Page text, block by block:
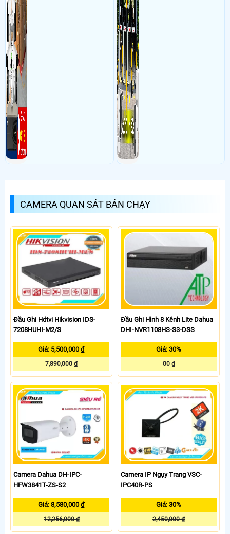
CAMERA QUAN SÁT BÁN CHẠY
Đầu Ghi Hdtvi Hikvision IDS-
7208HUHI-M2/S
Giá: 5,500,000 ₫
7,890,000 ₫
Đầu Ghi Hình 8 Kênh Lite Dahua
DHI-NVR1108HS-S3-DSS
Giá: 30%
00 ₫
Camera Dahua DH-IPC-
HFW3841T-ZS-S2
Giá: 8,580,000 ₫
12,256,000 ₫
Camera IP Ngụy Trang VSC-
IPC40R-PS
Giá: 30%
2,450,000 ₫